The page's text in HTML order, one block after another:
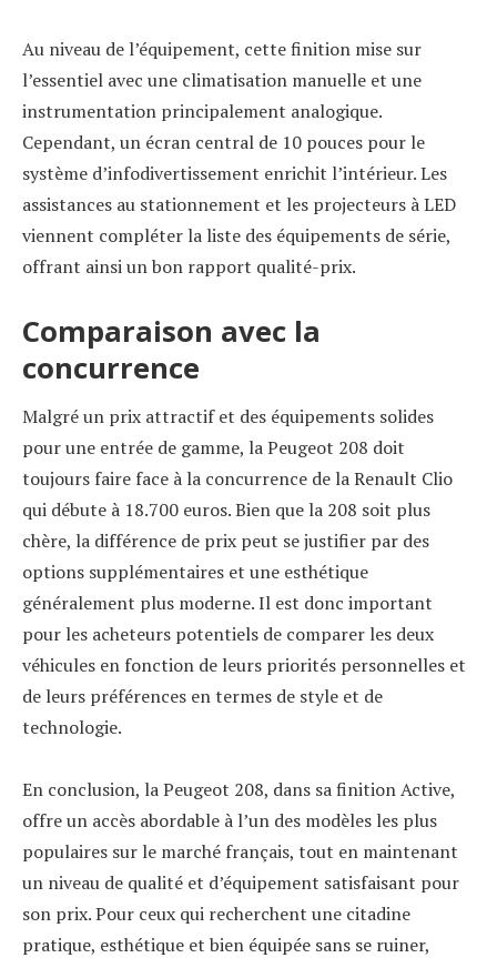
Au niveau de l’équipement, cette finition mise sur
l’essentiel avec une climatisation manuelle et une
instrumentation principalement analogique.
Cependant, un écran central de 10 pouces pour le
système d’infodivertissement enrichit l’intérieur. Les
assistances au stationnement et les projecteurs à LED
viennent compléter la liste des équipements de série,
offrant ainsi un bon rapport qualité-prix.
Comparaison avec la
concurrence
Malgré un prix attractif et des équipements solides
pour une entrée de gamme, la Peugeot 208 doit
toujours faire face à la concurrence de la Renault Clio
qui débute à 18.700 euros. Bien que la 208 soit plus
chère, la différence de prix peut se justifier par des
options supplémentaires et une esthétique
généralement plus moderne. Il est donc important
pour les acheteurs potentiels de comparer les deux
véhicules en fonction de leurs priorités personnelles et
de leurs préférences en termes de style et de
technologie.
En conclusion, la Peugeot 208, dans sa finition Active,
offre un accès abordable à l’un des modèles les plus
populaires sur le marché français, tout en maintenant
un niveau de qualité et d’équipement satisfaisant pour
son prix. Pour ceux qui recherchent une citadine
pratique, esthétique et bien équipée sans se ruiner,